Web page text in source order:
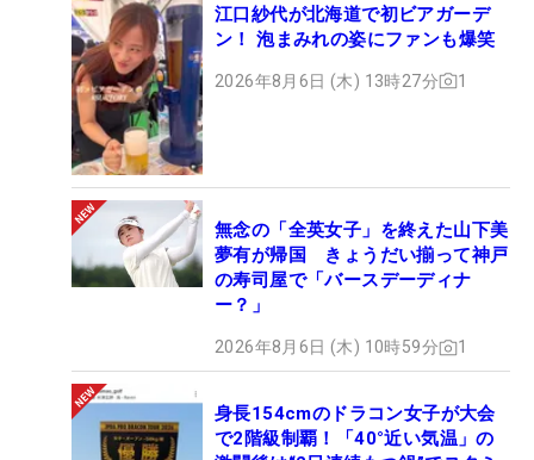
江口紗代が北海道で初ビアガーデ
ン！ 泡まみれの姿にファンも爆笑
2026年8月6日 (木) 13時27分 1
無念の「全英女子」を終えた山下美
夢有が帰国 きょうだい揃って神戸
の寿司屋で「バースデーディナ
ー？」
2026年8月6日 (木) 10時59分 1
身長154cmのドラコン女子が大会
で2階級制覇！「40°近い気温」の